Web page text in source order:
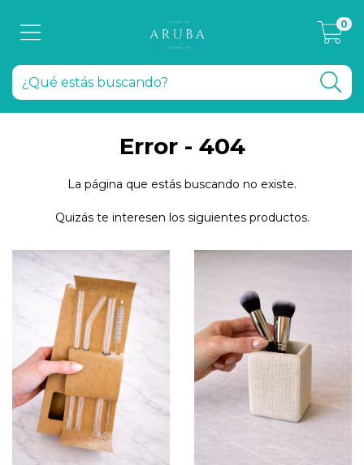
0
Error - 404
La página que estás buscando no existe.
Quizás te interesen los siguientes productos.